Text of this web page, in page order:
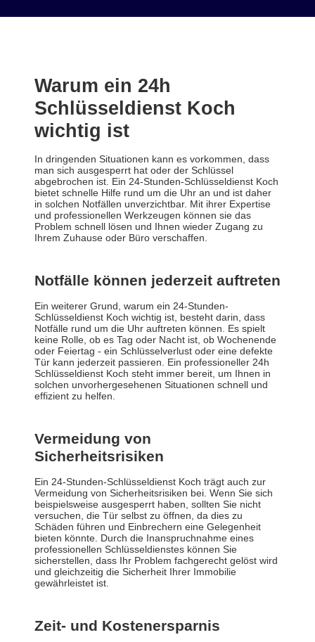
Warum ein 24h
Schlüsseldienst Koch
wichtig ist
In dringenden Situationen kann es vorkommen, dass
man sich ausgesperrt hat oder der Schlüssel
abgebrochen ist. Ein 24-Stunden-Schlüsseldienst Koch
bietet schnelle Hilfe rund um die Uhr an und ist daher
in solchen Notfällen unverzichtbar. Mit ihrer Expertise
und professionellen Werkzeugen können sie das
Problem schnell lösen und Ihnen wieder Zugang zu
Ihrem Zuhause oder Büro verschaffen.
Notfälle können jederzeit auftreten
Ein weiterer Grund, warum ein 24-Stunden-
Schlüsseldienst Koch wichtig ist, besteht darin, dass
Notfälle rund um die Uhr auftreten können. Es spielt
keine Rolle, ob es Tag oder Nacht ist, ob Wochenende
oder Feiertag - ein Schlüsselverlust oder eine defekte
Tür kann jederzeit passieren. Ein professioneller 24h
Schlüsseldienst Koch steht immer bereit, um Ihnen in
solchen unvorhergesehenen Situationen schnell und
effizient zu helfen.
Vermeidung von
Sicherheitsrisiken
Ein 24-Stunden-Schlüsseldienst Koch trägt auch zur
Vermeidung von Sicherheitsrisiken bei. Wenn Sie sich
beispielsweise ausgesperrt haben, sollten Sie nicht
versuchen, die Tür selbst zu öffnen, da dies zu
Schäden führen und Einbrechern eine Gelegenheit
bieten könnte. Durch die Inanspruchnahme eines
professionellen Schlüsseldienstes können Sie
sicherstellen, dass Ihr Problem fachgerecht gelöst wird
und gleichzeitig die Sicherheit Ihrer Immobilie
gewährleistet ist.
Zeit- und Kostenersparnis